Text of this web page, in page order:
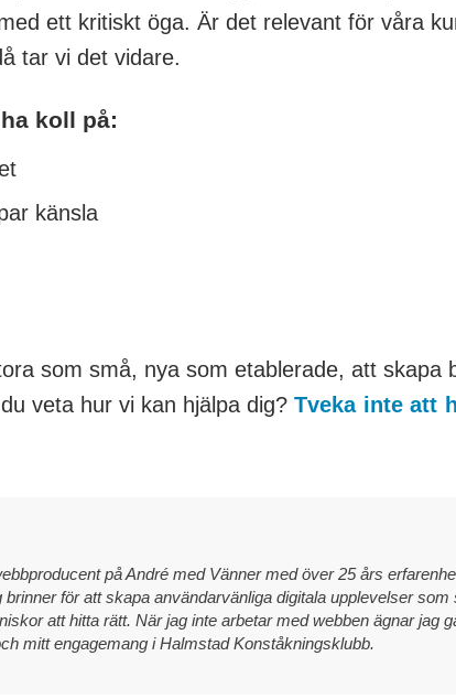
ett kritiskt öga. Är det relevant för våra
tar vi det vidare.
koll på:
känsla
som små, nya som etablerade, att skapa
veta hur vi kan hjälpa dig? Tveka inte att
på André med Vänner med över 25 års
för att skapa användarvänliga digitala upplevelser
att hitta rätt. När jag inte arbetar med webben ägnar jag
mitt engagemang i Halmstad Konståkningsklubb.